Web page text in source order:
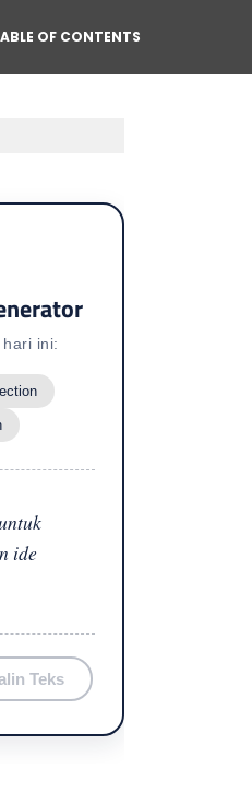
OF CONTENTS
ini:
ide
Teks